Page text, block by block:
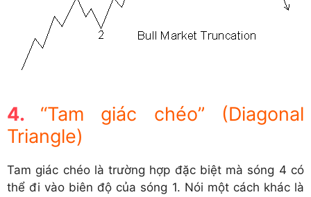
“Tam giác chéo” (Diagonal
Triangle)
Tam giác chéo là trường hợp đặc biệt mà sóng 4 có
thể đi vào biên độ của sóng 1. Nói một cách khác là